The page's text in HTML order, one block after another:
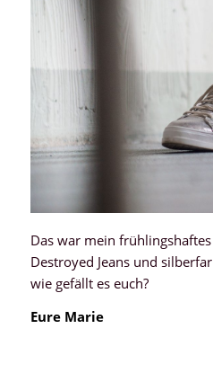
Das war mein
Destroyed Jeans und
wie gefällt es euch?
Eure Marie